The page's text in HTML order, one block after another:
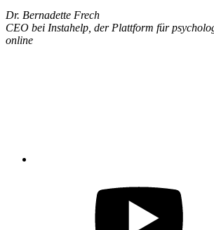
Dr. Bernadette Frech
CEO bei Instahelp, der Plattform für
online